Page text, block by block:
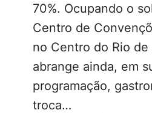
70%. Ocupando o
Centro de
no Centro do Rio de
abrange ainda, em
programação,
troca…